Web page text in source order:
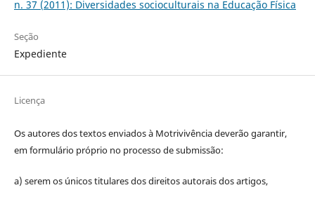
n. 37 (2011): Diversidades socioculturais na Educação Física
Seção
Expediente
Licença
Os autores dos textos enviados à Motrivivência deverão garantir,
em formulário próprio no processo de submissão:
a) serem os únicos titulares dos direitos autorais dos artigos,